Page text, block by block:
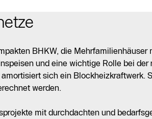
BHKW, die Mehrfamilienhäuser
und eine wichtige Rolle bei der
sich ein Blockheizkraftwerk.
werden.
mit durchdachten und